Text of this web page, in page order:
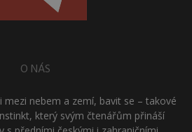
O NÁS
nebem a zemí, bavit se – takové
který svým čtenářům přináší